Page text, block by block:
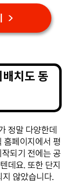
>
치도 동
정말 다양한데
홈페이지에서 평
되기 전에는 공
데요. 또한 단지
않았습니다.